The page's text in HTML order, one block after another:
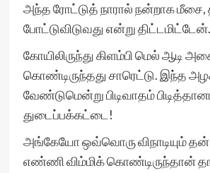
அந்த ரோட்டுத் நாரால் நன்றாக மீசை,
போட்டுவிடுவது என்று திட்டமிட்டேன்.
கோயிலிருந்து கிளம்பி மெல் ஆடி
கொண்டிருந்தது சாரெட்டு. இந்த
வேண்டுமென்று பிடிவாதம்
துடைப்பக்கட்டை!
அங்கேயோ ஒவ்வொரு விநாடியும்
எண்ணி விம்மிக் கொண்டிருந்தான்